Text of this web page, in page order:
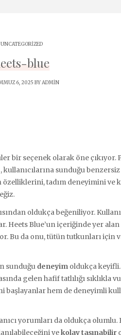
UNCATEGORIZED
blue
6, 2025 BYADMIN
bir seçenek olarak öne çıkıyor.
sunduğu
özelliklerini, tadım deneyimini ve
oldukça beğeniliyor.
Heets Blue’un içeriğinde yer
Bu da onu, tütün tutkunları için
sunduğu deneyim oldukça keyifli.
gelen hafif tatlılığı sıklıkla
başlayanlar hem de deneyimli
yorumları da oldukça olumlu.
vekolay taşınabilir